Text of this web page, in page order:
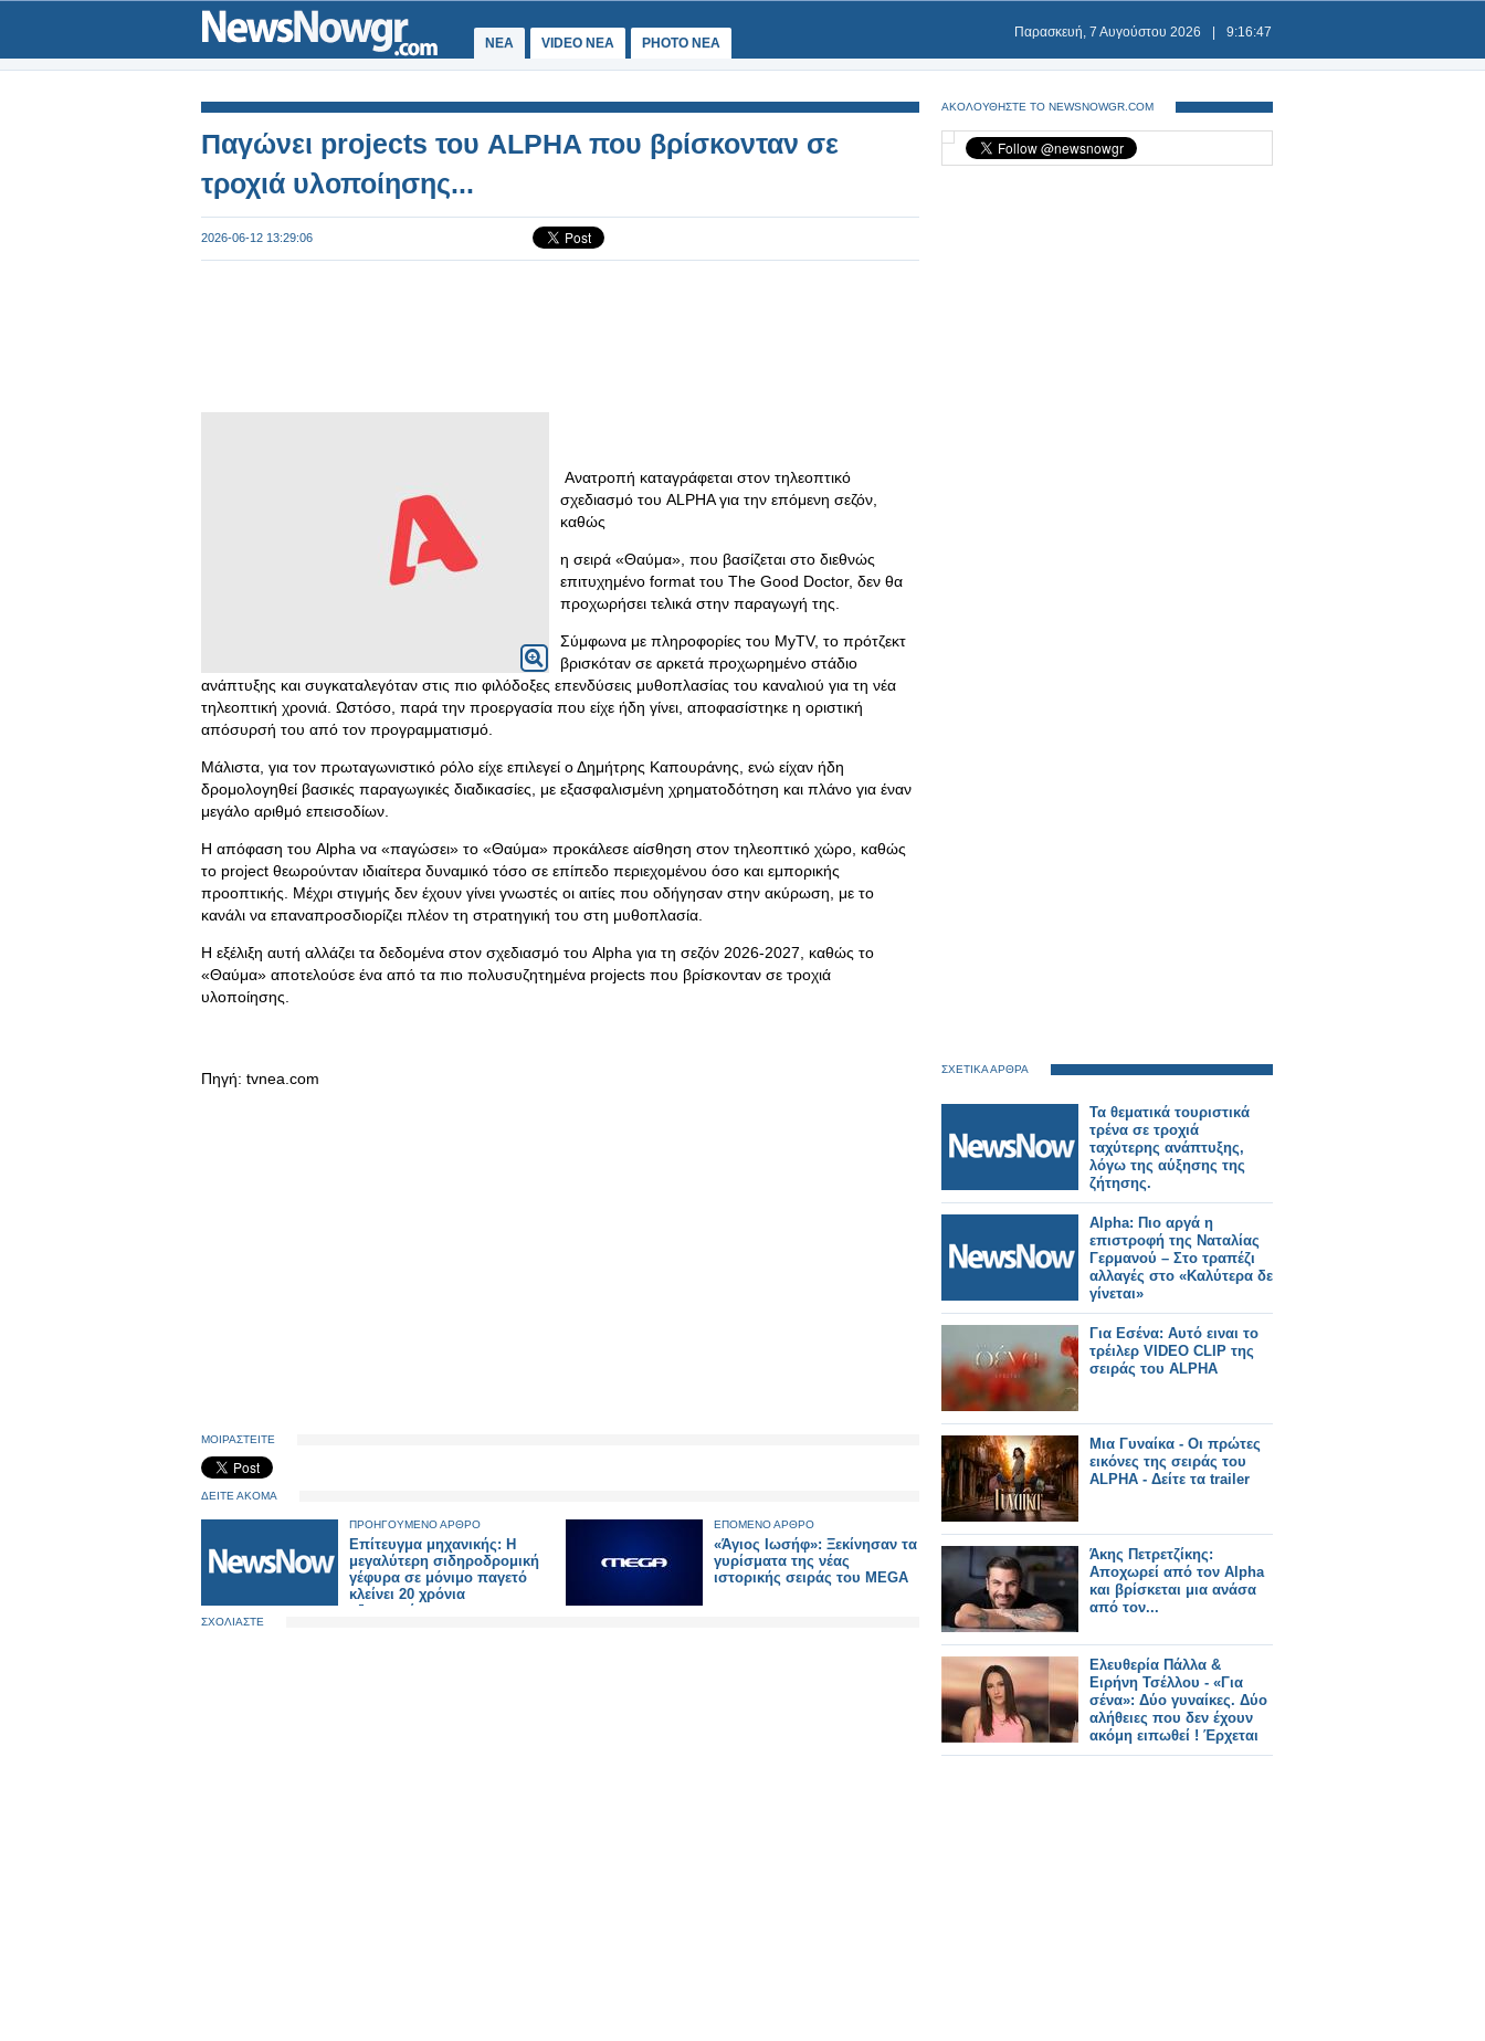
ΝΕΑ VIDEO NEA PHOTO NEA
Παρασκευή, 7 Αυγούστου 2026 9:16:48
Παγώνει projects του ALPHA που βρίσκονταν σε
τροχιά υλοποίησης...
2026-06-12 13:29:06
Ανατροπή καταγράφεται στον τηλεοπτικό
σχεδιασμό του ALPHA για την επόμενη σεζόν,
καθώς
η σειρά «Θαύμα», που βασίζεται στο διεθνώς
επιτυχημένο format του The Good Doctor, δεν θα
προχωρήσει τελικά στην παραγωγή της.
Σύμφωνα με πληροφορίες του MyTV, το πρότζεκτ
βρισκόταν σε αρκετά προχωρημένο στάδιο
ανάπτυξης και συγκαταλεγόταν στις πιο φιλόδοξες επενδύσεις μυθοπλασίας του καναλιού για τη νέα
τηλεοπτική χρονιά. Ωστόσο, παρά την προεργασία που είχε ήδη γίνει, αποφασίστηκε η οριστική
απόσυρσή του από τον προγραμματισμό.
Μάλιστα, για τον πρωταγωνιστικό ρόλο είχε επιλεγεί ο Δημήτρης Καπουράνης, ενώ είχαν ήδη
δρομολογηθεί βασικές παραγωγικές διαδικασίες, με εξασφαλισμένη χρηματοδότηση και πλάνο για έναν
μεγάλο αριθμό επεισοδίων.
Η απόφαση του Alpha να «παγώσει» το «Θαύμα» προκάλεσε αίσθηση στον τηλεοπτικό χώρο, καθώς
το project θεωρούνταν ιδιαίτερα δυναμικό τόσο σε επίπεδο περιεχομένου όσο και εμπορικής
προοπτικής. Μέχρι στιγμής δεν έχουν γίνει γνωστές οι αιτίες που οδήγησαν στην ακύρωση, με το
κανάλι να επαναπροσδιορίζει πλέον τη στρατηγική του στη μυθοπλασία.
Η εξέλιξη αυτή αλλάζει τα δεδομένα στον σχεδιασμό του Alpha για τη σεζόν 2026-2027, καθώς το
«Θαύμα» αποτελούσε ένα από τα πιο πολυσυζητημένα projects που βρίσκονταν σε τροχιά
υλοποίησης.
Πηγή: tvnea.com
ΜΟΙΡΑΣΤΕΙΤΕ
ΔΕΙΤΕ ΑΚΟΜΑ
ΠΡΟΗΓΟΥΜΕΝΟ ΑΡΘΡΟ
Επίτευγμα μηχανικής: Η
μεγαλύτερη σιδηροδρομική
γέφυρα σε μόνιμο παγετό
κλείνει 20 χρόνια
αξιοπιστίας.
ΕΠΟΜΕΝΟ ΑΡΘΡΟ
«Άγιος Ιωσήφ»: Ξεκίνησαν τα
γυρίσματα της νέας
ιστορικής σειράς του MEGA
ΣΧΟΛΙΑΣΤΕ
ΑΚΟΛΟΥΘΗΣΤΕ ΤΟ NEWSNOWGR.COM
ΣΧΕΤΙΚΑ ΑΡΘΡΑ
Τα θεματικά τουριστικά
τρένα σε τροχιά
ταχύτερης ανάπτυξης,
λόγω της αύξησης της
ζήτησης.
Alpha: Πιο αργά η
επιστροφή της Ναταλίας
Γερμανού – Στο τραπέζι
αλλαγές στο «Καλύτερα δε
γίνεται»
Για Εσένα: Αυτό ειναι το
τρέιλερ VIDEO CLIP της
σειράς του ALPHA
Μια Γυναίκα - Οι πρώτες
εικόνες της σειράς του
ALPHA - Δείτε τα trailer
Άκης Πετρετζίκης:
Αποχωρεί από τον Alpha
και βρίσκεται μια ανάσα
από τον...
Ελευθερία Πάλλα &
Ειρήνη Τσέλλου - «Για
σένα»: Δύο γυναίκες. Δύο
αλήθειες που δεν έχουν
ακόμη ειπωθεί ! Έρχεται
στον Alpha!